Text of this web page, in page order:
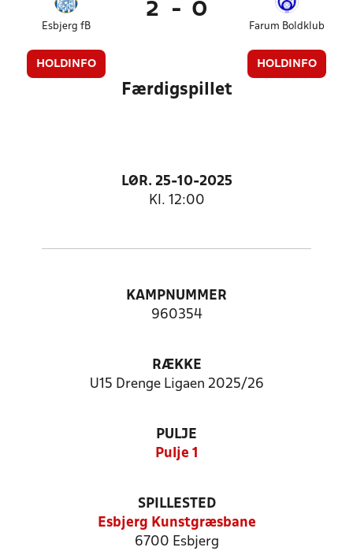
Esbjerg fB
HOLDINFO
2 - 0
Farum Boldklub
HOLDINFO
Færdigspillet
LØR. 25-10-2025
Kl. 12:00
KAMPNUMMER
960354
RÆKKE
U15 Drenge Ligaen 2025/26
PULJE
Pulje 1
SPILLESTED
Esbjerg Kunstgræsbane
6700 Esbjerg